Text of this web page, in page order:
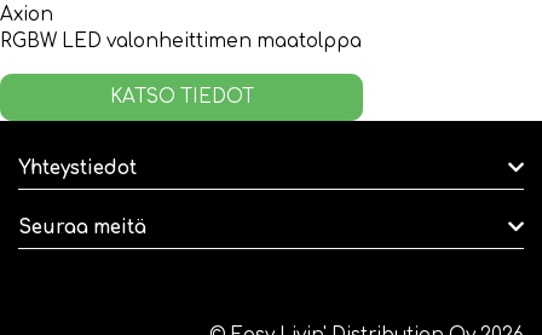
Axion
RGBW LED valonheittimen maatolppa
KATSO TIEDOT
Yhteystiedot
Seuraa meitä